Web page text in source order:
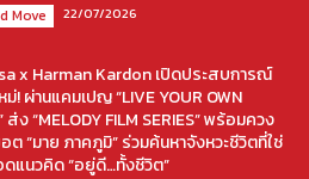
Move 22/07/2026
x Harman Kardon เปิดประสบการณ์
ม่! ผ่านแคมเปญ “LIVE YOUR OWN
ส่ง “MELODY FILM SERIES” พร้อมควง
ต “มาย ภาคภูมิ” ร่วมค้นหาจังหวะชีวิตที่ใช่
แนวคิด “อยู่ดี…ทั้งชีวิต”